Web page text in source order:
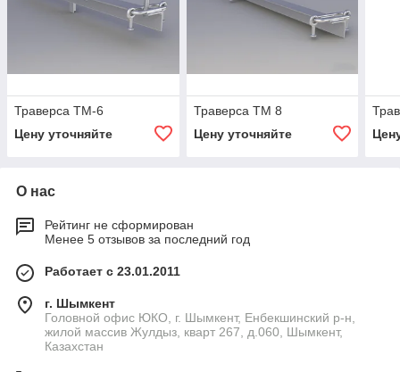
Траверса ТМ-6
Цену уточняйте
Траверса ТМ 8
Цену уточняйте
О нас
Рейтинг не сформирован
Менее 5 отзывов за последний год
Работает с 23.01.2011
г. Шымкент
Головной офис ЮКО, г. Шымкент, Енбекшинский р-н,
жилой массив Жулдыз, кварт 267, д.060, Шымкент,
Казахстан